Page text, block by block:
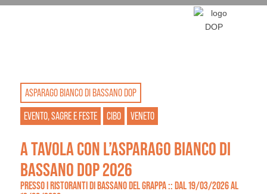
ASPARAGO BIANCO DI BASSANO DOP
EVENTO, SAGRE E FESTE
CIBO VENETO
A TAVOLA CON L’ASPARAGO BIANCO DI
BASSANO DOP 2026
PRESSO I RISTORANTI DI BASSANO DEL GRAPPA :: DAL 19/03/2026 AL